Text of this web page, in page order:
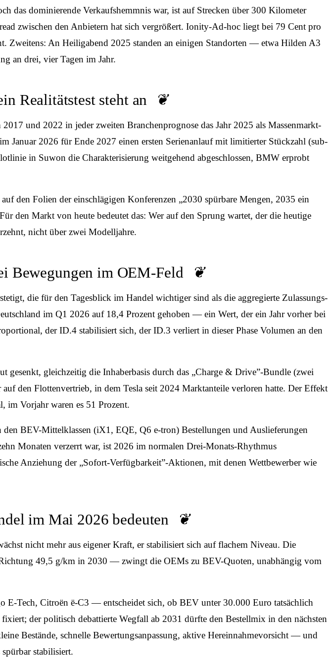
das dominierende Verkaufshemmnis war, ist auf Strecken über 300 Kilometer
zwischen den Anbietern hat sich vergrößert. Ionity-Ad-hoc liegt bei 79 Cent pro
Zweitens: An Heiligabend 2025 standen an einigen Standorten — etwa Hilden A3
an drei, vier Tagen im Jahr.
Realitätstest steht an
und 2022 in jeder zweiten Branchen­prognose das Jahr 2025 als Massenmarkt-
2026 für Ende 2027 einen ersten Serienanlauf mit limitierter Stückzahl (sub-
in Suwon die Charakterisierung weitgehend abgeschlossen, BMW erprobt
den Folien der einschlägigen Konferenzen „2030 spürbare Mengen, 2035 ein
den Markt von heute bedeutet das: Wer auf den Sprung wartet, der die heutige
nicht über zwei Modelljahre.
Bewegungen im OEM-Feld
die für den Tagesblick im Handel wichtiger sind als die aggregierte Zulassungs­
im Q1 2026 auf 18,4 Prozent gehoben — ein Wert, der ein Jahr vorher bei
der ID.4 stabilisiert sich, der ID.3 verliert in dieser Phase Volumen an den
gesenkt, gleichzeitig die Inhaber­basis durch das „Charge & Drive”-Bundle (zwei
den Flotten­vertrieb, in dem Tesla seit 2024 Marktanteile verloren hatte. Der Effekt
im Vorjahr waren es 51 Prozent.
BEV-Mittel­klassen (iX1, EQE, Q6 e-tron) Bestellungen und Auslieferungen
Monaten verzerrt war, ist 2026 im normalen Drei-Monats-Rhythmus
Anziehung der „Sofort-Verfügbarkeit”-Aktionen, mit denen Wettbewerber wie
im Mai 2026 bedeuten
nicht mehr aus eigener Kraft, er stabilisiert sich auf flachem Niveau. Die
49,5 g/km in 2030 — zwingt die OEMs zu BEV-Quoten, unabhängig vom
Tech, Citroën ë-C3 — entscheidet sich, ob BEV unter 30.000 Euro tatsächlich
der politisch debattierte Wegfall ab 2031 dürfte den Bestellmix in den nächsten
Bestände, schnelle Bewertungsanpassung, aktive Hereinnahmevorsicht — und
stabilisiert.